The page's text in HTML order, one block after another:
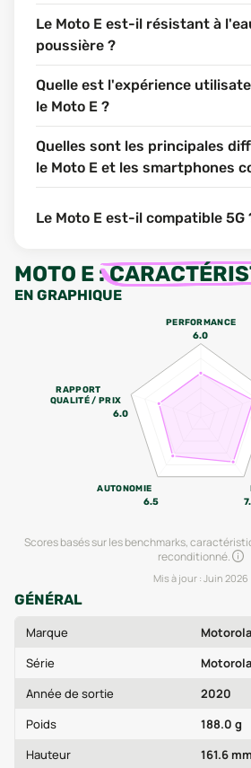
Le Moto E est-il résistant à
poussière ?
Quelle est l'expérience
le Moto E ?
Quelles sont les principales
le Moto E et les smartphones
Le Moto E est-il compatible 5G
MOTO E :
EN GRAPHIQUE
PERFORMANCE
6.0
AUTONOMIE
6.5
RAPPORT
QUALITÉ / PRIX
6.0
Scores basés sur les benchmarks,
reconditionné.
Mis à jour : Juin 2026
GÉNÉRAL
Marque
Motorola
Série
Année de sortie
2020
Poids
188.0 g
Hauteur
161.6 mm